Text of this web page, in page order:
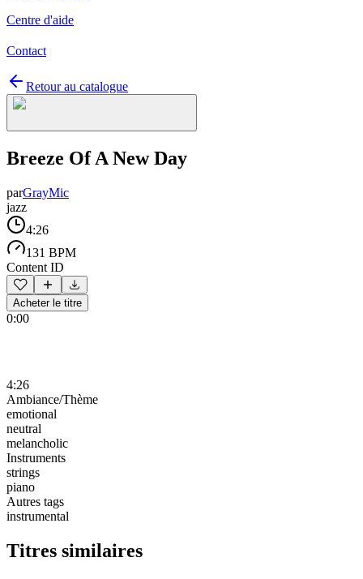
Centre d'aide
Contact
Retour au catalogue
Breeze Of A New Day
parGrayMic
jazz
4:26
131 BPM
Content ID
Acheter le titre
0:00
4:26
Ambiance/Thème
emotional
neutral
melancholic
Instruments
strings
piano
Autres tags
instrumental
Titres similaires